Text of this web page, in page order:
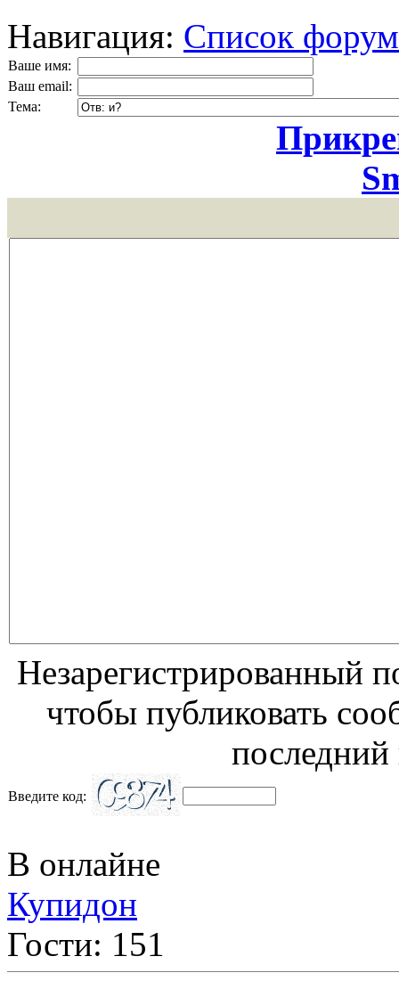
Навигация: Список
Ваше имя:
Ваш email:
Тема:
Незарегистрированный
чтобы публиковать
Введите код:
В онлайне
Купидон
Гости: 151